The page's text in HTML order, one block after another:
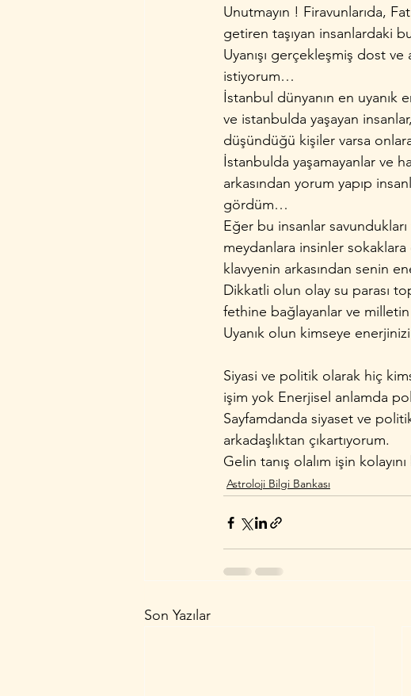
Unutmayın ! Firavunlarıda,
getiren taşıyan insanlardaki
Uyanışı gerçekleşmiş dost
istiyorum…
İstanbul dünyanın en uyanık
ve istanbulda yaşayan
düşündüğü kişiler varsa
İstanbulda yaşamayanlar ve
arkasından yorum yapıp
gördüm…
Eğer bu insanlar
meydanlara insinler sokaklara
klavyenin arkasından senin
Dikkatli olun olay su parası
fethine bağlayanlar ve
Uyanık olun kimseye
Siyasi ve politik olarak hiç
işim yok Enerjisel anlamda
Sayfamdanda siyaset ve
arkadaşlıktan çıkartıyorum.
Gelin tanış olalım işin
Astroloji Bilgi Bankası
Son Yazılar